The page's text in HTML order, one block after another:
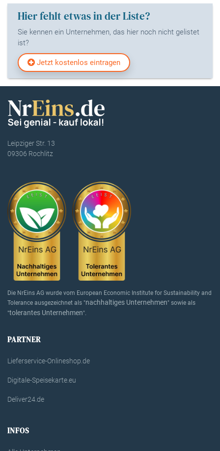
Hier fehlt etwas in der Liste?
Sie kennen ein Unternehmen, das hier noch nicht gelistet
ist?
Jetzt kostenlos eintragen
Leipziger Str. 13
09306 Rochlitz
Die NrEins AG wurde vom European Economic Institute for Sustainability and
Tolerance ausgezeichnet als "nachhaltiges Unternehmen" sowie als
"tolerantes Unternehmen".
PARTNER
Lieferservice-Onlineshop.de
Digitale-Speisekarte.eu
Deliver24.de
INFOS